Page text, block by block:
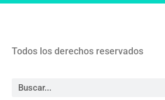
Todos los derechos reservados